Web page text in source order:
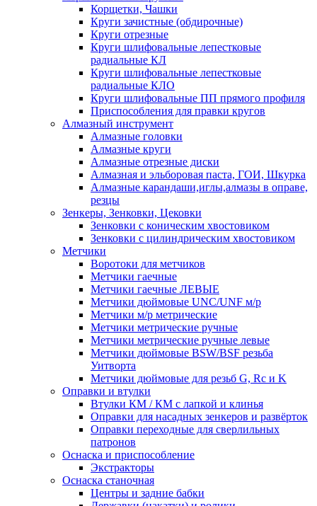
Корщетки, Чашки
Круги зачистные (обдирочные)
Круги отрезные
Круги шлифовальные лепестковые
радиальные КЛ
Круги шлифовальные лепестковые
радиальные КЛО
Круги шлифовальные ПП прямого профиля
Приспособления для правки кругов
Алмазный инструмент
Алмазные головки
Алмазные круги
Алмазные отрезные диски
Алмазная и эльборовая паста, ГОИ, Шкурка
Алмазные карандаши,иглы,алмазы в оправе,
резцы
Зенкеры, Зенковки, Цековки
Зенковки с коническим хвостовиком
Зенковки с цилиндрическим хвостовиком
Метчики
Воротоки для метчиков
Метчики гаечные
Метчики гаечные ЛЕВЫЕ
Метчики дюймовые UNC/UNF м/р
Метчики м/р метрические
Метчики метрические ручные
Метчики метрические ручные левые
Метчики дюймовые BSW/BSF резьба
Уитворта
Метчики дюймовые для резьб G, Rc и K
Оправки и втулки
Втулки КМ / КМ с лапкой и клинья
Оправки для насадных зенкеров и развёрток
Оправки переходные для сверлильных
патронов
Оснаска и приспособление
Экстракторы
Оснаска станочная
Центры и задние бабки